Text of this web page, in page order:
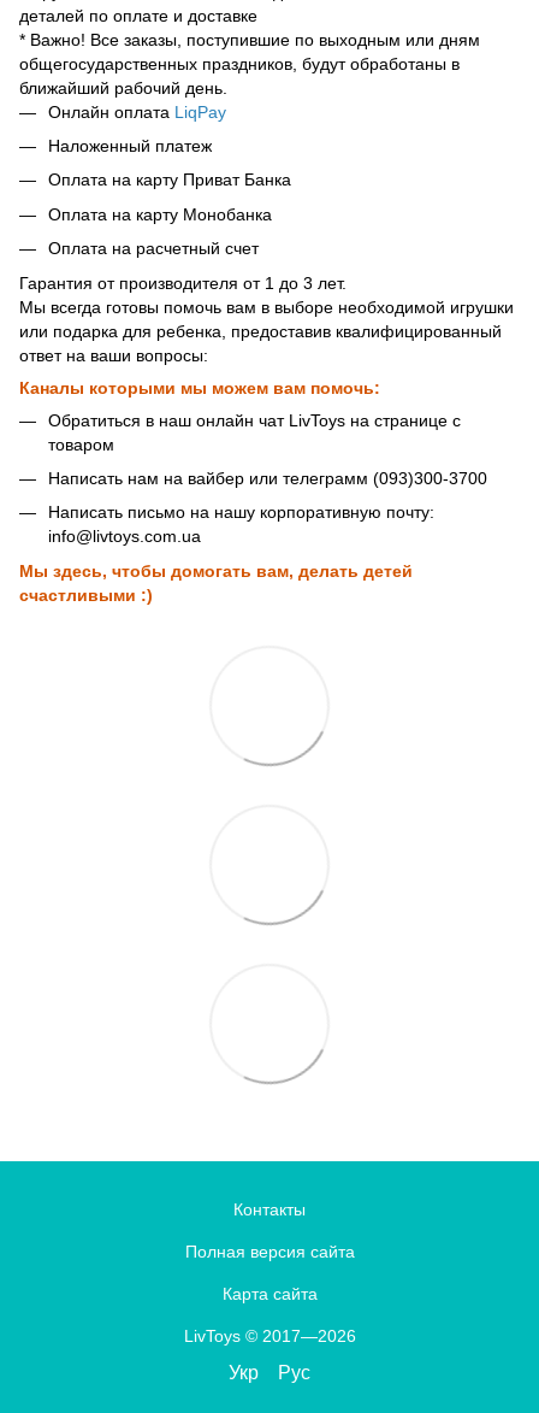
деталей по оплате и доставке
* Важно! Все заказы, поступившие по выходным или дням
общегосударственных праздников, будут обработаны в
ближайший рабочий день.
Онлайн оплата LiqPay
Наложенный платеж
Оплата на карту Приват Банка
Оплата на карту Монобанка
Оплата на расчетный счет
Гарантия от производителя от 1 до 3 лет.
Мы всегда готовы помочь вам в выборе необходимой игрушки
или подарка для ребенка, предоставив квалифицированный
ответ на ваши вопросы:
Каналы которыми мы можем вам помочь:
Обратиться в наш онлайн чат LivToys на странице с
товаром
Написать нам на вайбер или телеграмм (093)300-3700
Написать письмо на нашу корпоративную почту:
info@livtoys.com.ua
Мы здесь, чтобы домогать вам, делать детей
счастливыми :)
Контакты
Полная версия сайта
Карта сайта
LivToys © 2017—2026
Укр Рус